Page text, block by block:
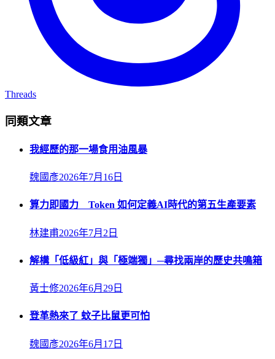
Threads
同類文章
我經歷的那一場食用油風暴
魏國彥2026年7月16日
算力即國力 Token 如何定義AI時代的第五生產要素
林建甫2026年7月2日
解構「低級紅」與「極端獨」─尋找兩岸的歷史共鳴箱
黃士修2026年6月29日
登革熱來了 蚊子比鼠更可怕
魏國彥2026年6月17日